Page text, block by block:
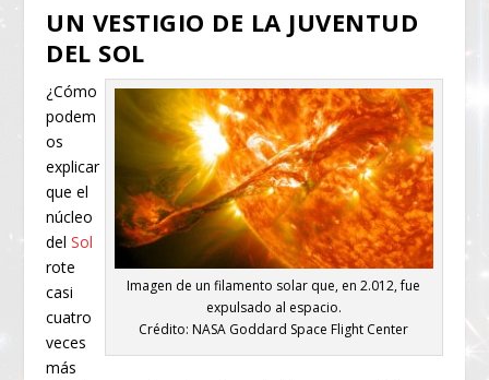
UN VESTIGIO DE LA JUVENTUD
DEL SOL
Imagen de un filamento solar que, en 2.012, fue
expulsado al espacio.
Crédito: NASA Goddard Space Flight Center
¿Cómo
podem
os
explicar
que el
núcleo
delSol
rote
casi
cuatro
veces
más